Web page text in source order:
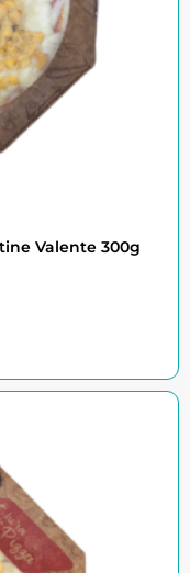
Valente 300g